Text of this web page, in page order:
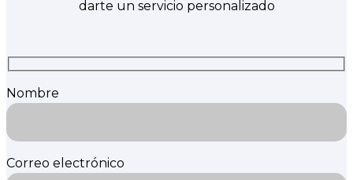
darte un servicio personalizado
Nombre
Correo electrónico